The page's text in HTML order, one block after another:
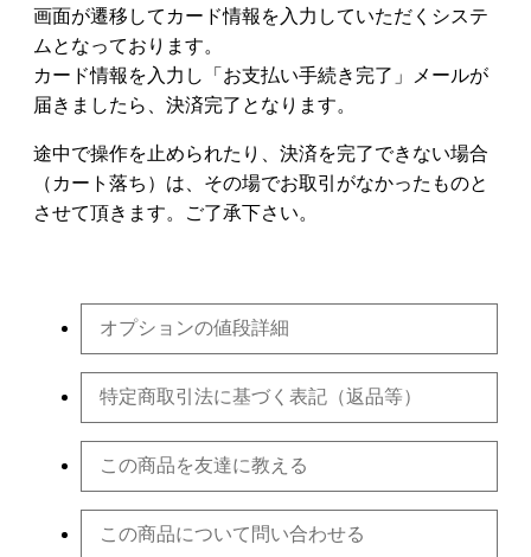
画面が遷移してカード情報を入力していただくシステ
ムとなっております。
カード情報を入力し「お支払い手続き完了」メールが
届きましたら、決済完了となります。
途中で操作を止められたり、決済を完了できない場合
（カート落ち）は、その場でお取引がなかったものと
させて頂きます。ご了承下さい。
オプションの値段詳細
特定商取引法に基づく表記（返品等）
この商品を友達に教える
この商品について問い合わせる